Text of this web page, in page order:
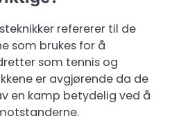
refererer til de
som brukes for å
som tennis og
er avgjørende da de
en kamp betydelig ved å